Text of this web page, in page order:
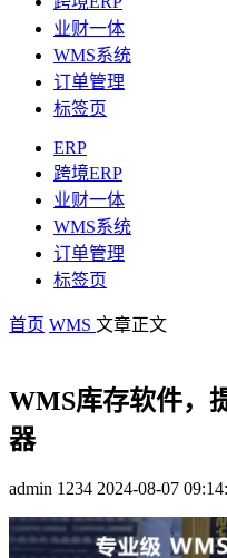
业财一体
WMS系统
订单管理
标签页
ERP
跨境ERP
业财一体
WMS系统
订单管理
标签页
首页 WMS 文章正文
WMS库存软件，
器
admin 1234 2024-08-07